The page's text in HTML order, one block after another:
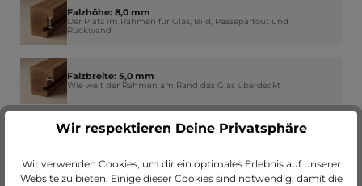
Falzhöhe: 8,0 mm
Der Platz im Rahmen für Glas, Bild, Passepartout und
Rückwand
Falzbreite: 5,0 mm
Wie weit der Rahmen am Rand das Glas überdeckt
Wir respektieren Deine Privatsphäre
Wir verwenden Cookies, um dir ein optimales Erlebnis auf unserer
Website zu bieten. Einige dieser Cookies sind notwendig, damit die